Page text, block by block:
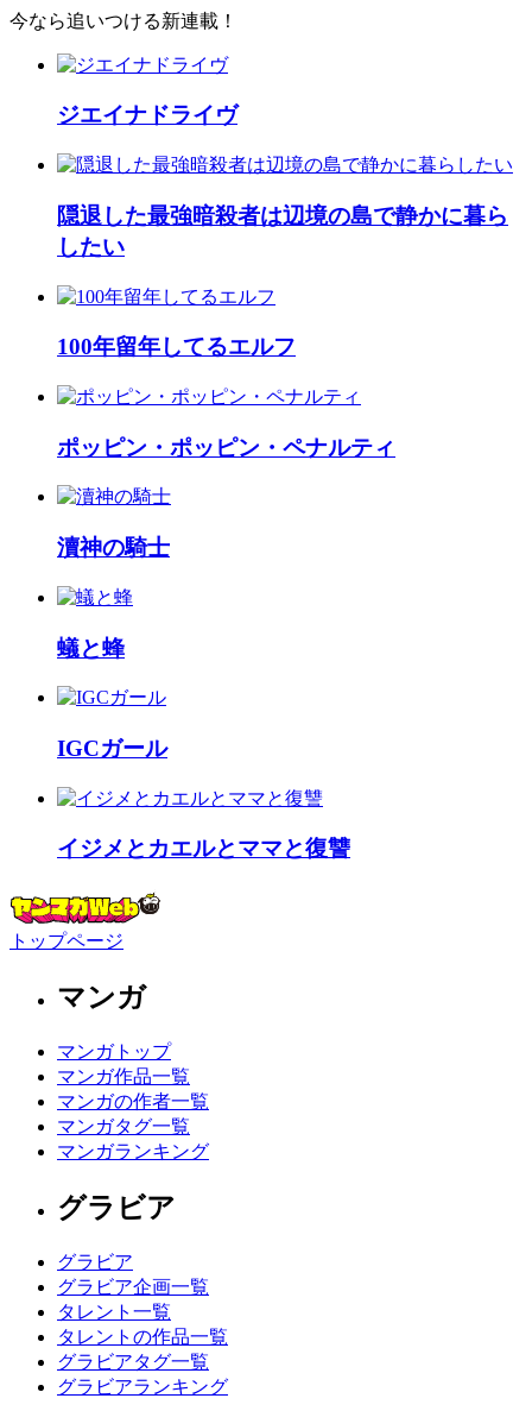
今なら追いつける新連載！
ジエイナドライヴ
隠退した最強暗殺者は辺境の島で静かに暮ら
したい
100年留年してるエルフ
ポッピン・ポッピン・ペナルティ
瀆神の騎士
蟻と蜂
IGCガール
イジメとカエルとママと復讐
トップページ
マンガ
マンガトップ
マンガ作品一覧
マンガの作者一覧
マンガタグ一覧
マンガランキング
グラビア
グラビア
グラビア企画一覧
タレント一覧
タレントの作品一覧
グラビアタグ一覧
グラビアランキング